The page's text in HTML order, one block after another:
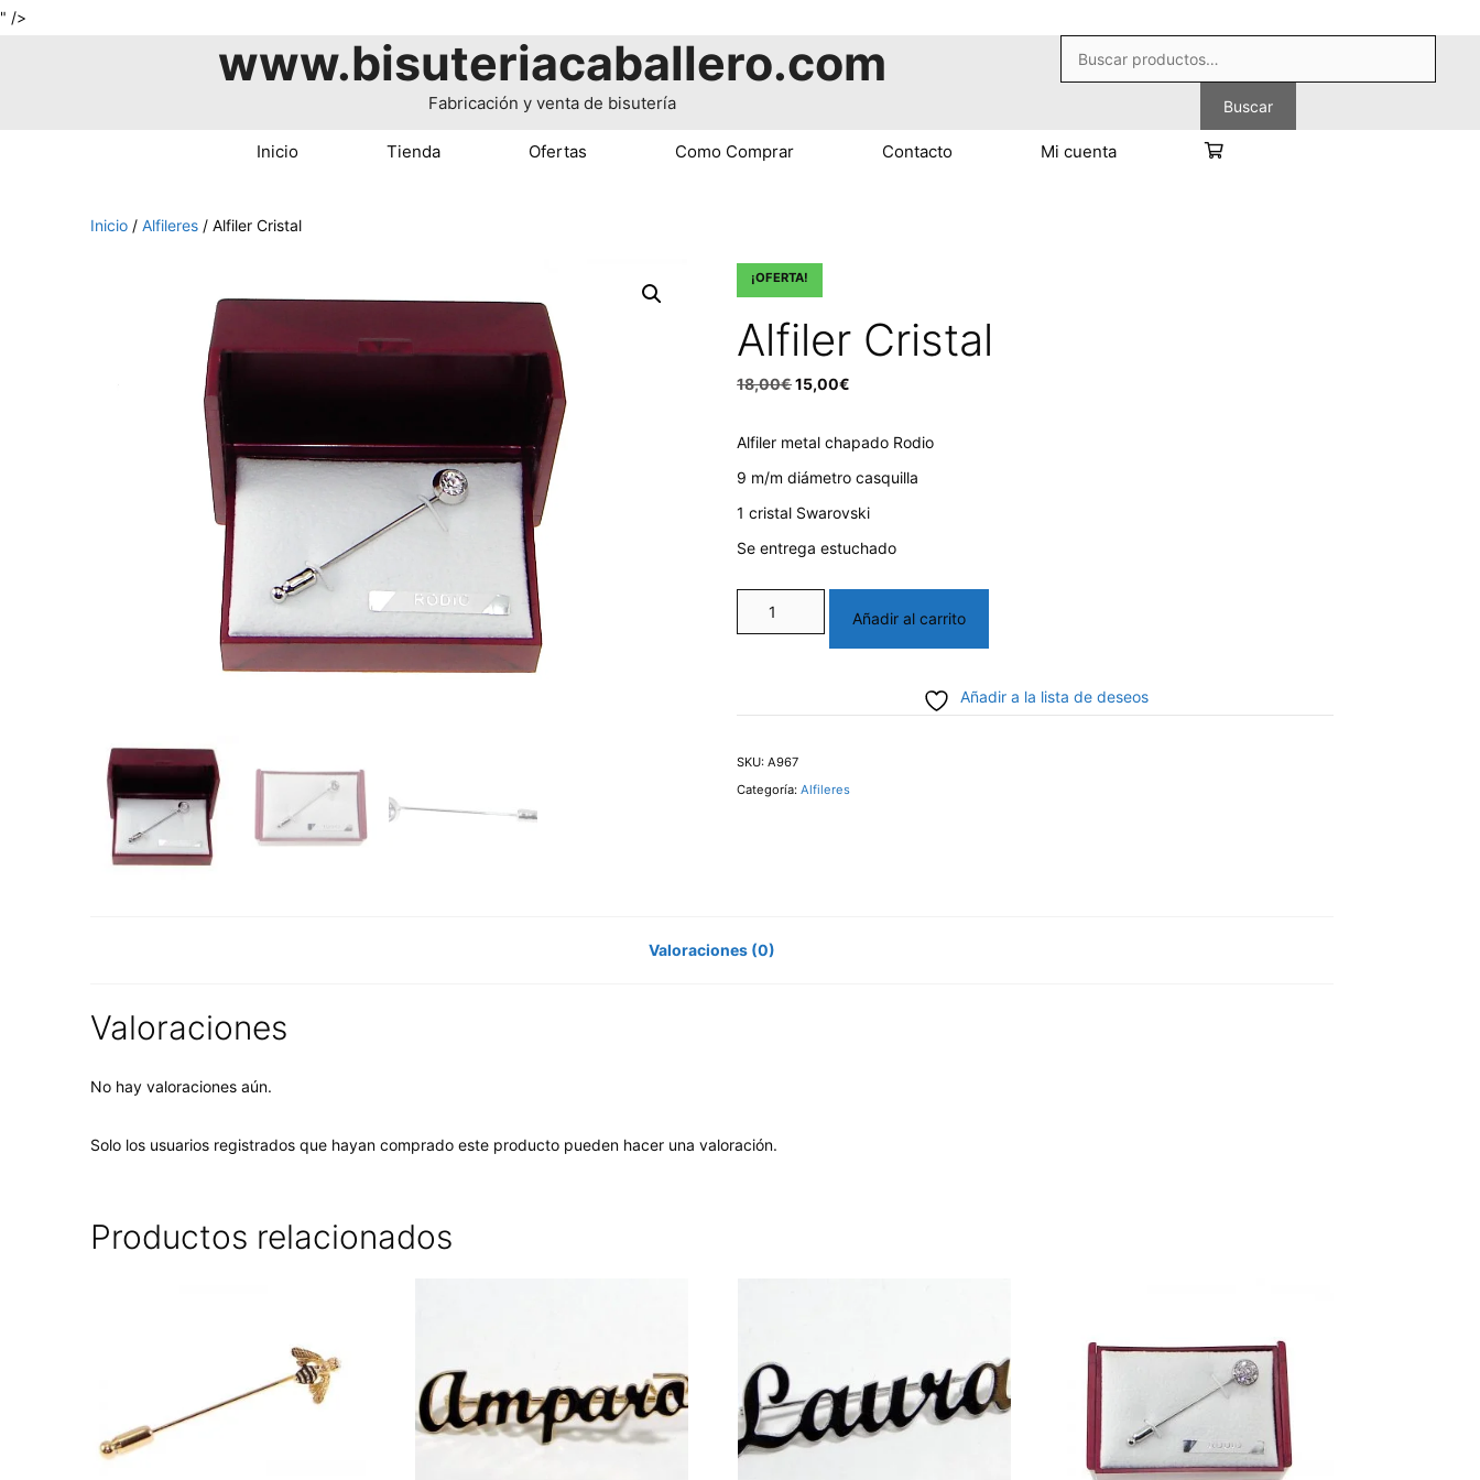
" />
Buscar
por:
Buscar
www.bisuteriacaballero.com
Fabricación y venta de bisutería
Inicio Tienda Ofertas Como Comprar Contacto Mi cuenta
Inicio / Alfileres / Alfiler Cristal
¡OFERTA!
Alfiler Cristal
18,00€El
original
era:
18,00€.
15,00€
actual
es:
15,00€.
Alfiler metal chapado Rodio
9 m/m diámetro casquilla
1 cristal Swarovski
Se entrega estuchado
Alfiler
Cristal
Añadir al carrito
Añadir a la lista de deseos
SKU:A967
Categoría:Alfileres
Valoraciones (0)
Valoraciones
No hay valoraciones aún.
Solo los usuarios registrados que hayan comprado este producto pueden hacer una valoración.
Productos relacionados